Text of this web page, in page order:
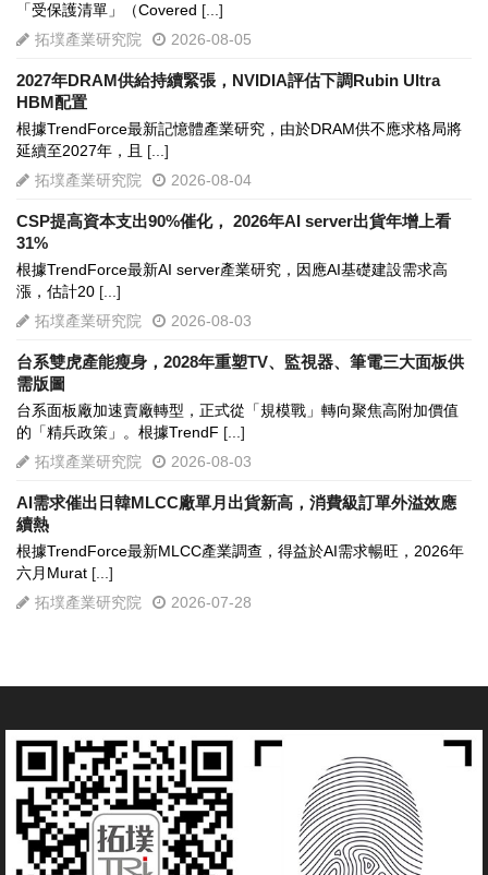
「受保護清單」（Covered [...]
拓墣產業研究院
2026-08-05
2027年DRAM供給持續緊張，NVIDIA評估下調Rubin Ultra
HBM配置
根據TrendForce最新記憶體產業研究，由於DRAM供不應求格局將
延續至2027年，且 [...]
拓墣產業研究院
2026-08-04
CSP提高資本支出90%催化， 2026年AI server出貨年增上看
31%
根據TrendForce最新AI server產業研究，因應AI基礎建設需求高
漲，估計20 [...]
拓墣產業研究院
2026-08-03
台系雙虎產能瘦身，2028年重塑TV、監視器、筆電三大面板供
需版圖
台系面板廠加速賣廠轉型，正式從「規模戰」轉向聚焦高附加價值
的「精兵政策」。根據TrendF [...]
拓墣產業研究院
2026-08-03
AI需求催出日韓MLCC廠單月出貨新高，消費級訂單外溢效應
續熱
根據TrendForce最新MLCC產業調查，得益於AI需求暢旺，2026年
六月Murat [...]
拓墣產業研究院
2026-07-28